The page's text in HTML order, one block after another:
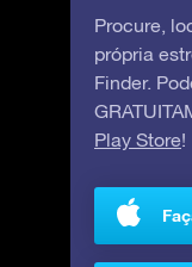
Procure,
própria
Finder.
Play Store!